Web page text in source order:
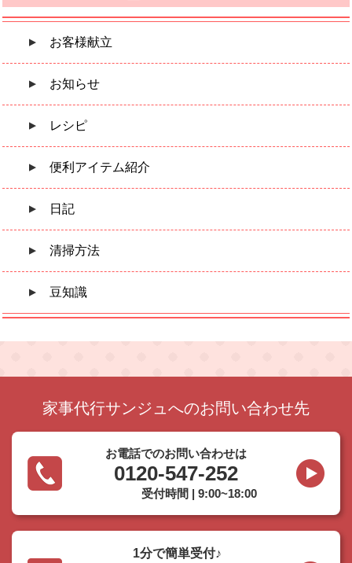
お客様献立
お知らせ
レシピ
便利アイテム紹介
日記
清掃方法
豆知識
家事代行サンジュへのお問い合わせ先
お電話でのお問い合わせは
0120-547-252
受付時間 | 9:00~18:00
1分で簡単受付♪